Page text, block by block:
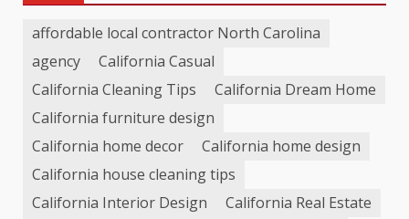
affordable local contractor North Carolina
agency
California Casual
California Cleaning Tips
California Dream Home
California furniture design
California home decor
California home design
California house cleaning tips
California Interior Design
California Real Estate